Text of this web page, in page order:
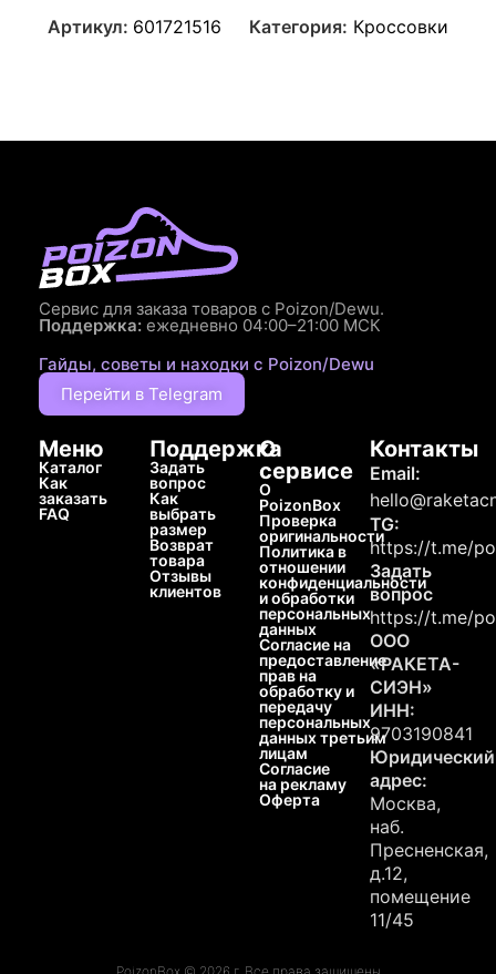
Артикул: 601721516 Категория: Кроссовки
Сервис для заказа товаров с Poizon/Dewu.
Поддержка: ежедневно 04:00–21:00 МСК
Гайды, советы и находки с Poizon/Dewu
Перейти в Telegram
Меню
Каталог
Как
заказать
FAQ
Поддержка
Задать
вопрос
Как
выбрать
размер
Возврат
товара
Отзывы
клиентов
О
сервисе
О
PoizonBox
Проверка
оригинальности
Политика в
отношении
конфиденциальности
и обработки
персональных
данных
Согласие на
предоставление
прав на
обработку и
передачу
персональных
данных третьим
лицам
Согласие
на рекламу
Оферта
Контакты
Email:
TG:
https://t.me/
Задать
вопрос
https://t.me/
ООО
«РАКЕТА-
СИЭН»
ИНН:
9703190841
Юридический
адрес:
Москва,
наб.
Пресненская,
д.12,
помещение
11/45